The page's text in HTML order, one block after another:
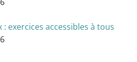
: exercices accessibles à tous